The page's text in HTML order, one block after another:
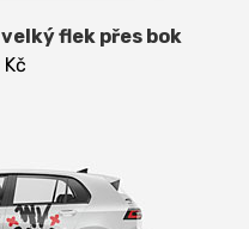
flek přes bok